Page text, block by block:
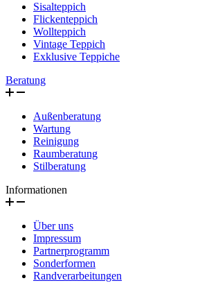
Sisalteppich
Flickenteppich
Wollteppich
Vintage Teppich
Exklusive Teppiche
Beratung
Außenberatung
Wartung
Reinigung
Raumberatung
Stilberatung
Informationen
Über uns
Impressum
Partnerprogramm
Sonderformen
Randverarbeitungen